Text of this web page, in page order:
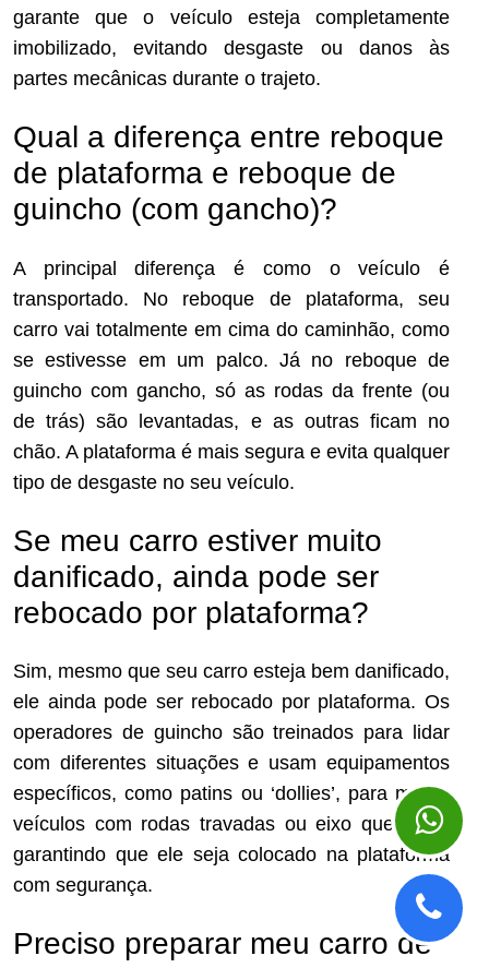
garante que o veículo esteja completamente
imobilizado, evitando desgaste ou danos às
partes mecânicas durante o trajeto.
Qual a diferença entre reboque
de plataforma e reboque de
guincho (com gancho)?
A principal diferença é como o veículo é
transportado. No reboque de plataforma, seu
carro vai totalmente em cima do caminhão, como
se estivesse em um palco. Já no reboque de
guincho com gancho, só as rodas da frente (ou
de trás) são levantadas, e as outras ficam no
chão. A plataforma é mais segura e evita qualquer
tipo de desgaste no seu veículo.
Se meu carro estiver muito
danificado, ainda pode ser
rebocado por plataforma?
Sim, mesmo que seu carro esteja bem danificado,
ele ainda pode ser rebocado por plataforma. Os
operadores de guincho são treinados para lidar
com diferentes situações e usam equipamentos
específicos, como patins ou ‘dollies’, para mover
veículos com rodas travadas ou eixo quebrado,
garantindo que ele seja colocado na plataforma
com segurança.
Preciso preparar meu carro de